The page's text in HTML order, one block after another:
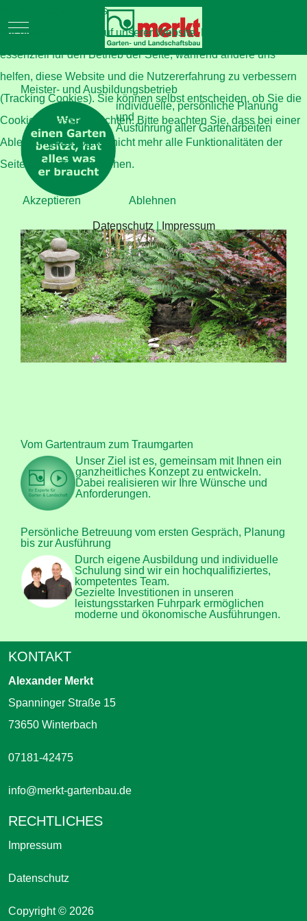
Mobile Menu Toggle
Meister- und Ausbildungsbetrieb
individuelle, persönliche Planung
und
Ausführung aller Gartenarbeiten
Vom Gartentraum zum Traumgarten
Unser Ziel ist es, gemeinsam mit Ihnen ein
ganzheitliches Konzept zu entwickeln.
Dabei realisieren wir Ihre Wünsche und
Anforderungen.
Persönliche Betreuung vom ersten Gespräch, Planung
bis zur Ausführung
Durch eigene Ausbildung und individuelle
Schulung sind wir ein hochqualifiziertes,
kompetentes Team.
Gezielte Investitionen in unseren
leistungsstarken Fuhrpark ermöglichen
moderne und ökonomische Ausführungen.
KONTAKT
Alexander Merkt
Spanninger Straße 15
73650 Winterbach
07181-42475
info@merkt-gartenbau.de
RECHTLICHES
Impressum
Datenschutz
Copyright © 2026
Wir benutzen Cookies
Wir nutzen Cookies auf unserer Website. Einige von ihnen sind
essenziell für den Betrieb der Seite, während andere uns
helfen, diese Website und die Nutzererfahrung zu verbessern
(Tracking Cookies). Sie können selbst entscheiden, ob Sie die
Cookies zulassen möchten. Bitte beachten Sie, dass bei einer
Ablehnung womöglich nicht mehr alle Funktionalitäten der
Seite zur Verfügung stehen.
Akzeptieren Ablehnen
Datenschutz Impressum